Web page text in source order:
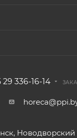
29 336-16-14
Новодворский